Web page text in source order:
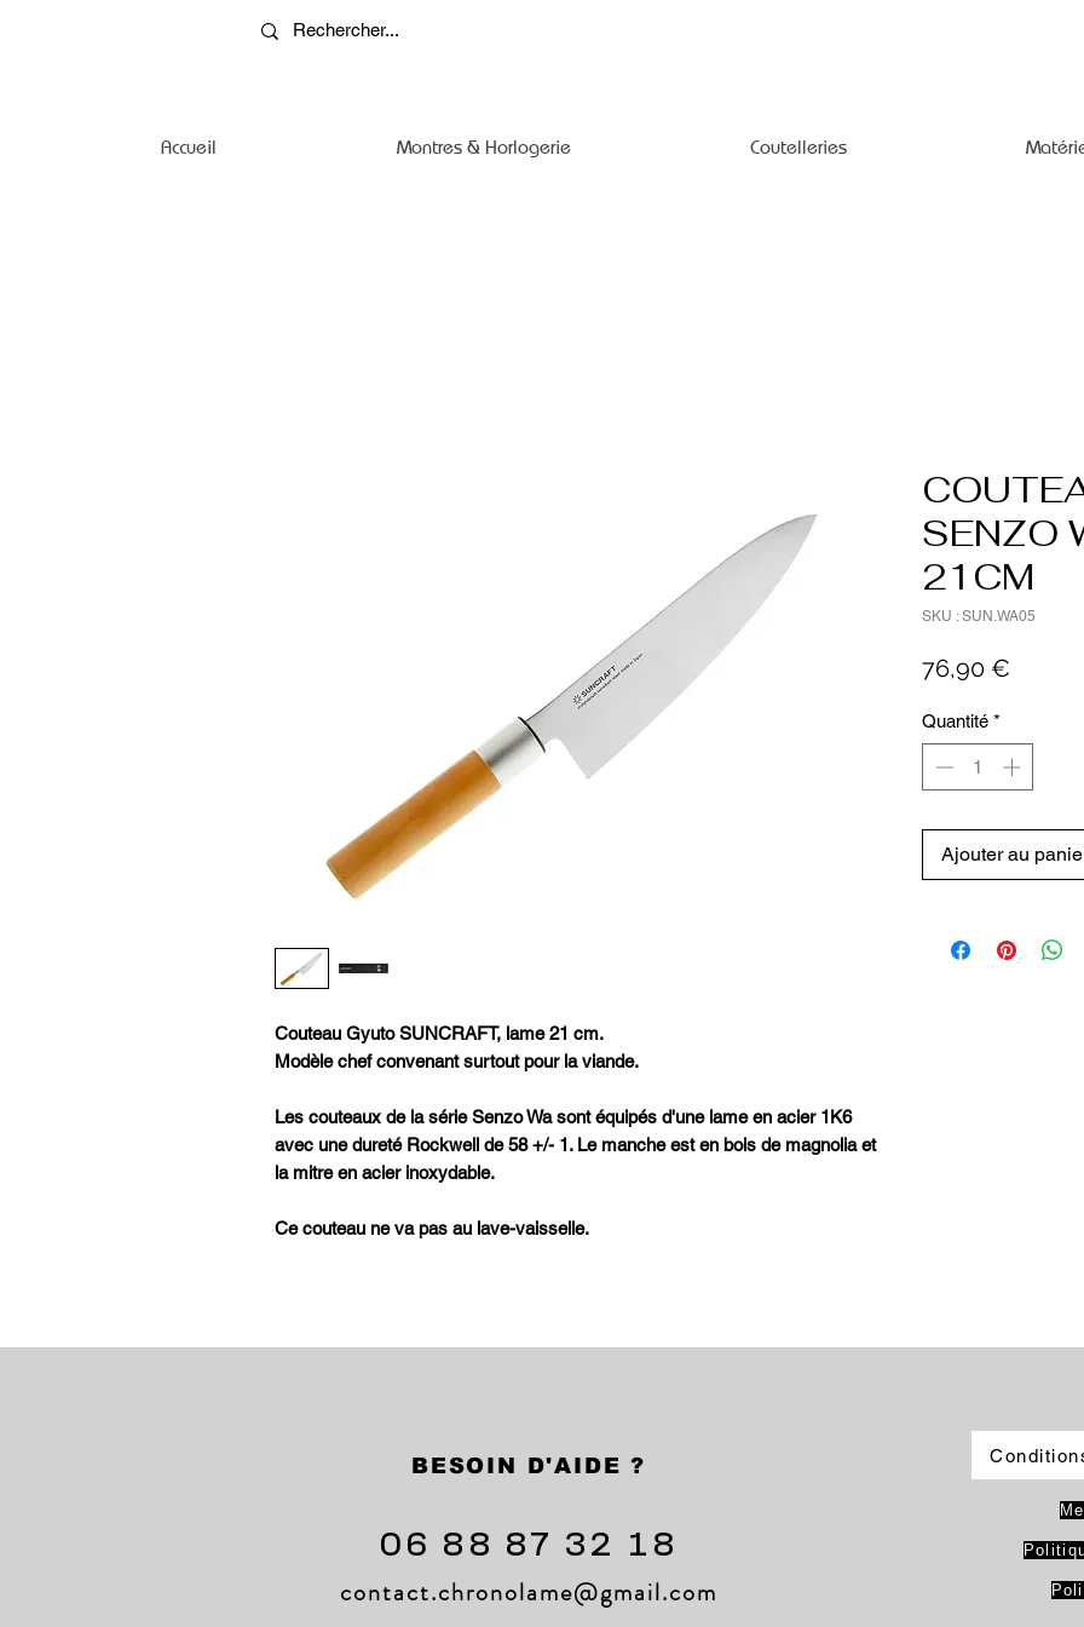
Accueil Montres & Horlogerie Coutelleries
Couteau Gyuto SUNCRAFT, lame 21 cm.
Modèle chef convenant surtout pour la viande.
Les couteaux de la série Senzo Wa sont équipés d'une lame en acier 1K6
avec une dureté Rockwell de 58 +/- 1. Le manche est en bois de magnolia et
la mitre en acier inoxydable.
Ce couteau ne va pas au lave-vaisselle.
SENZO
21CM
SKU : SUN.WA05
76,90 €
Quantité *
Ajouter au
BESOIN D'AIDE ?
06 88 87 32 18
contact.chronolame@gmail.com